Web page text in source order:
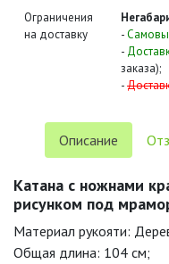
Ограничения
на доставку
-
-
заказа);
-
Описание
Катана с ножнами
рисунком под
Материал рукояти:
Общая длина: 104 см;